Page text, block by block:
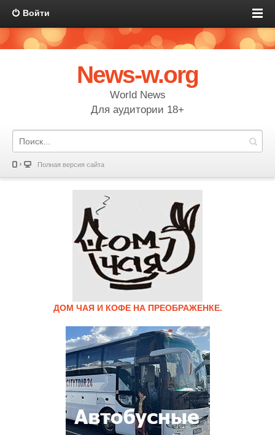
Войти
News-w.org
World News
Для аудитории 18+
Полная версия сайта
ДОМ ЧАЯ И КОФЕ НА ПРЕОБРАЖЕНКЕ.